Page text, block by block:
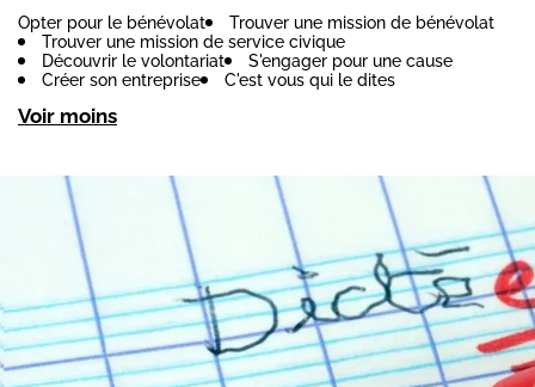
Mode sombre
Opter pour le bénévolat
Trouver une mission de bénévolat
Trouver une mission de service civique
Découvrir le volontariat
S'engager pour une cause
Créer son entreprise
C'est vous qui le dites